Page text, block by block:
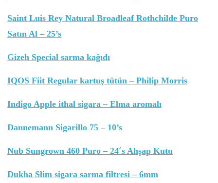
Saint Luis Rey Natural Broadleaf Rothchilde Puro
Satın Al – 25’s
Gizeh Special sarma kağıdı
IQOS Fiit Regular kartuş tütün – Philip Morris
Indigo Apple ithal sigara – Elma aromalı
Dannemann Sigarillo 75 – 10’s
Nub Sungrown 460 Puro – 24´s Ahşap Kutu
Dukha Slim sigara sarma filtresi – 6mm